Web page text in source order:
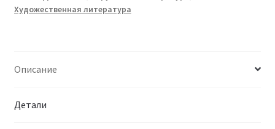
Художественная литература
Описание
Детали